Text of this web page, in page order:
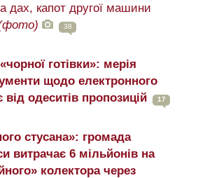
дах, капот другої машини
38
готівки»: мерія
щодо електронного
від одеситів пропозицій
17
стусана»: громада
витрачає 6 мільйонів на
колектора через